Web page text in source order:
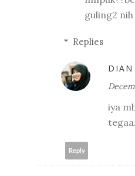
guling2 nih
Replies
DIAN
iya
Reply